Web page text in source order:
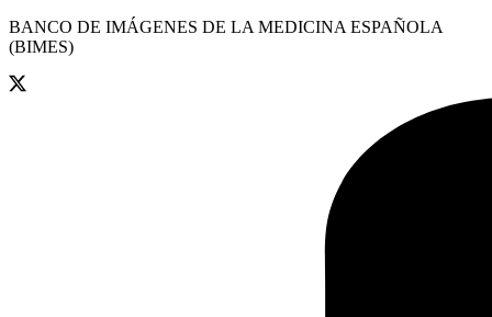
BANCO DE IMÁGENES DE LA MEDICINA ESPAÑOLA
(BIMES)